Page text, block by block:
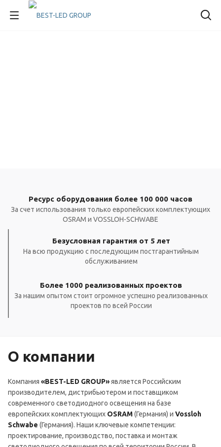
Ресурс оборудования более 100 000 часов
За счет использования только европейских комплектующих
OSRAM и VOSSLOH-SCHWABE
Безусловная гарантия от 5 лет
На всю продукцию с последующим постгарантийным
обслуживанием
Более 1000 реализованных проектов
За нашим опытом стоит огромное успешно реализованных
проектов по всей России
О компании
Компания «BEST-LED GROUP»является Российским
производителем, дистрибьютером и поставщиком
современного светодиодного освещения на базе
европейских комплектующих OSRAM(Германия) и Vossloh
Schwabe (Германия). Наши ключевые компетенции:
проектирование, производство, поставка и монтаж